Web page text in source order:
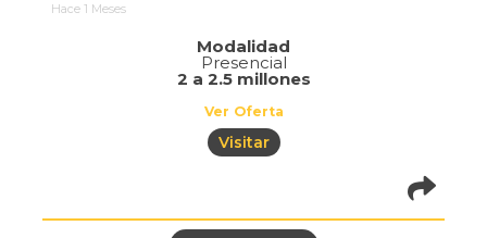
Hace 1 Meses
Modalidad
Presencial
2 a 2.5 millones
Ver Oferta
Visitar
of=1076